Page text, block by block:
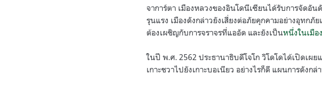
จาการ์ตา เมืองหลวงของอินโดนีเซียนได้รับการจัดอั
รุนแรง เมืองดังกล่าวยังเสี่ยงต่อภัยคุกคามอย่างอุทก
ต้องเผชิญกับการจราจรที่แออัด และยังเป็นหนึ่งในเมือ
ในปี พ.ศ. 2562 ประธานาธิบดีโจโก วิโดโดได้เปิดเผ
เกาะชวาไปยังเกาะบอเนียว อย่างไรก็ดี แผนการดังก